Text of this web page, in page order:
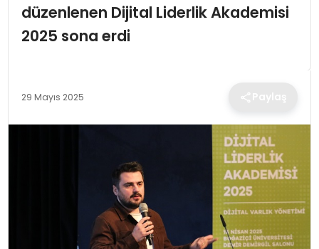
SIYASET
düzenlenen Dijital Liderlik Akademisi
2025 sona erdi
29 Mayıs 2025